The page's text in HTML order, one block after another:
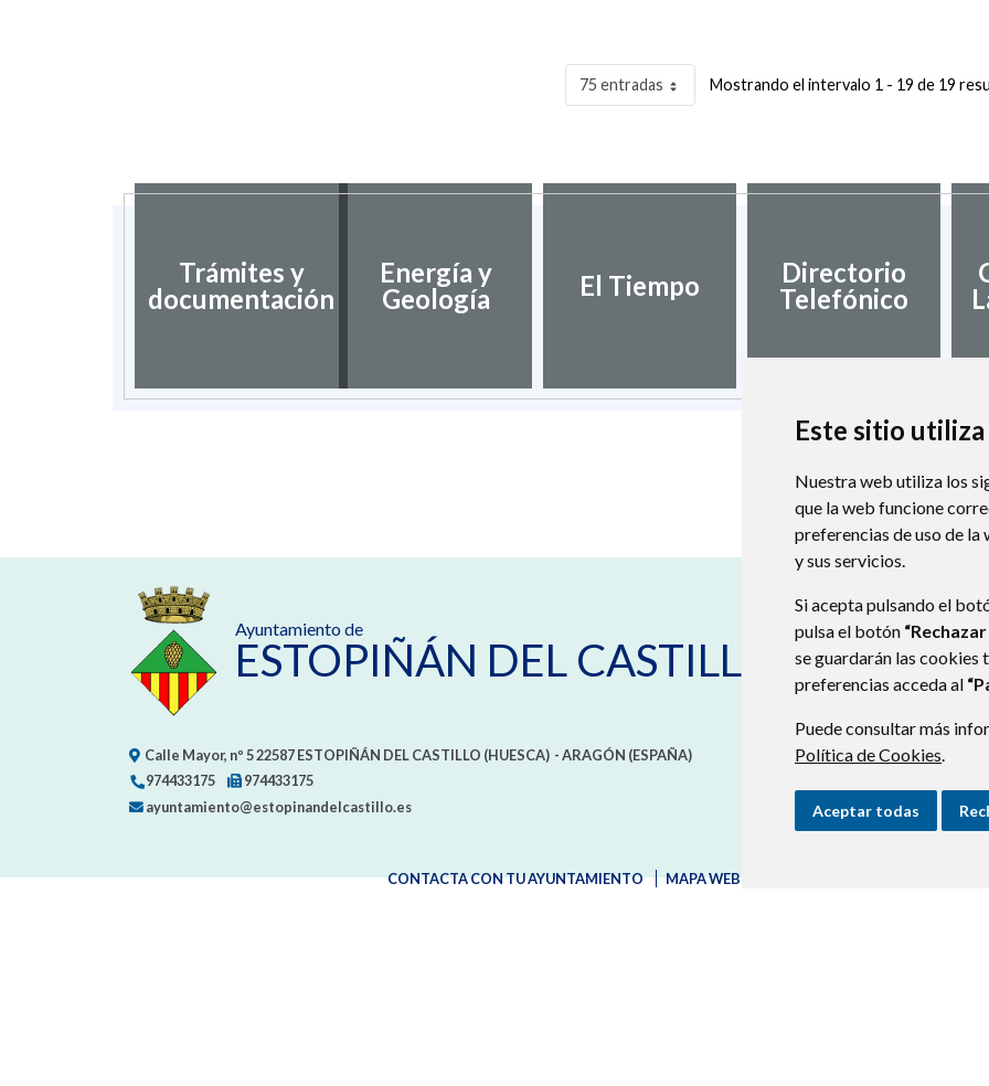
Este sitio
Nuestra web utiliza los
que la web funcione
preferencias de uso de la
y sus servicios.
Si acepta pulsando el
pulsa el botón
se guardarán las cookies
preferencias acceda al
Puede consultar más
Política de Cookies.
Aceptar todas
75 entradas Mostrando el intervalo 1 - 19 de 19
Trámites y
documentación
Energía y
Geología
El Tiempo
Directorio
Telefónico
Ayuntamiento de
ESTOPIÑÁN DEL CASTILLO
Calle Mayor, nº 522587ESTOPIÑÁN DEL CASTILLO (HUESCA) - ARAGÓN (ESPAÑA)
974433175
974433175
ayuntamiento@estopinandelcastillo.es
CONTACTA CON TU AYUNTAMIENTO MAPA WEB